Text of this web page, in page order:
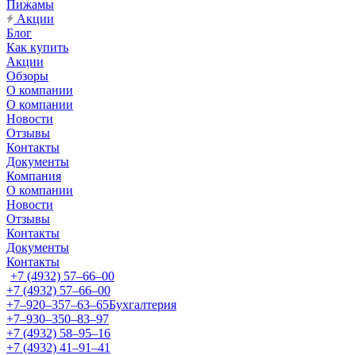
Пижамы
Акции
Блог
Как купить
Акции
Обзоры
О компании
О компании
Новости
Отзывы
Контакты
Документы
Компания
О компании
Новости
Отзывы
Контакты
Документы
Контакты
+7 (4932) 57‒66‒00
+7 (4932) 57‒66‒00
+7‒920‒357‒63‒65Бухгалтерия
+7‒930‒350‒83‒97
+7 (4932) 58‒95‒16
+7 (4932) 41‒91‒41